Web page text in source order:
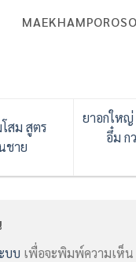
สม สูตร
ชาย
ยาอกให
อึ๋ม ก
บบ เพื่อจะพิมพ์ความเห็น